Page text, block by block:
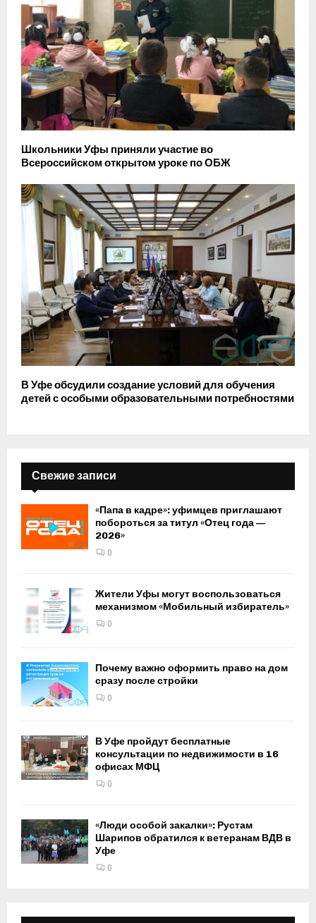
Школьники Уфы приняли участие во
Всероссийском открытом уроке по ОБЖ
В Уфе обсудили создание условий для обучения
детей с особыми образовательными потребностями
Свежие записи
«Папа в кадре»: уфимцев приглашают
побороться за титул «Отец года —
2026»
0
Жители Уфы могут воспользоваться
механизмом «Мобильный избиратель»
0
Почему важно оформить право на дом
сразу после стройки
0
В Уфе пройдут бесплатные
консультации по недвижимости в 16
офисах МФЦ
0
«Люди особой закалки»: Рустам
Шарипов обратился к ветеранам ВДВ в
Уфе
0